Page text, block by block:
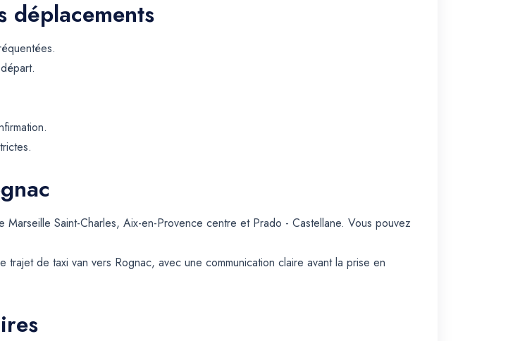
déplacements
Saint-Charles, Aix-en-Provence centre et Prado - Castellane. Vous pouvez
de taxi van vers Rognac, avec une communication claire avant la prise en